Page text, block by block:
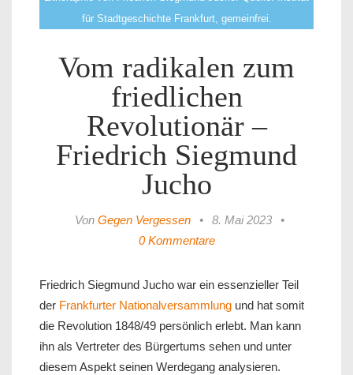
für Stadtgeschichte Frankfurt, gemeinfrei.
Vom radikalen zum
friedlichen
Revolutionär –
Friedrich Siegmund
Jucho
Von Gegen Vergessen • 8. Mai 2023
•
0 Kommentare
Friedrich Siegmund Jucho war ein essenzieller Teil
der Frankfurter Nationalversammlung und hat somit
die Revolution 1848/49 persönlich erlebt. Man kann
ihn als Vertreter des Bürgertums sehen und unter
diesem Aspekt seinen Werdegang analysieren.